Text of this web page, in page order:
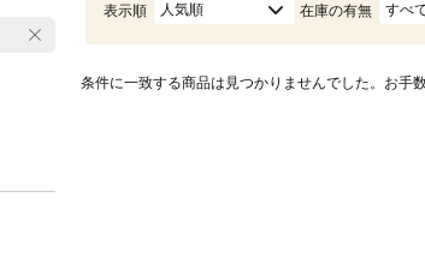
表示順 人気順 在庫の有無 すべ
条件に一致する商品は見つかりませんでした。お手